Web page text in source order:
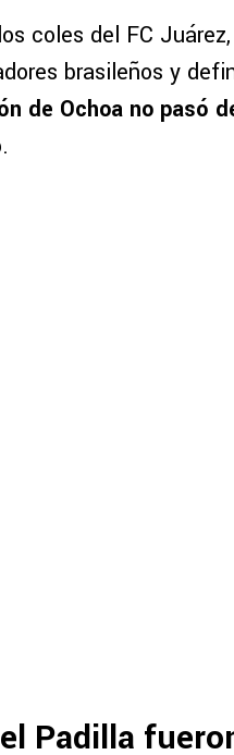
coles del FC
brasileños y
de Ochoa no pasó
Padilla